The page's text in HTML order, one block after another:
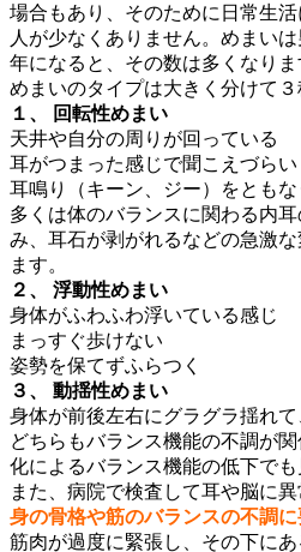
場合もあり、そのために日常生
人が少なくありません。めまい
年になると、その数は多くなりま
めまいのタイプは大きく分けて３
１、 回転性めまい
天井や自分の周りが回っている
耳がつまった感じで聞こえづらい
耳鳴り（キーン、ジー）をともな
多くは体のバランスに関わる内
み、耳石が剥がれるなどの急激
ます。
２、 浮動性めまい
身体がふわふわ浮いている感じ
まっすぐ歩けない
姿勢を保てずふらつく
３、 動揺性めまい
身体が前後左右にグラグラ揺れ
どちらもバランス機能の不調が
化によるバランス機能の低下でも
また、病院で検査して耳や脳に
身の骨格や筋のバランスの不調に
筋肉が過度に緊張し、その下にあ